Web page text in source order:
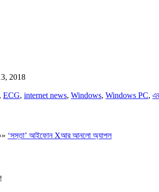
2018
, ECG, internet news, Windows, Windows PC,
» ‘সস্তা’ আইফোন Xআর আনলো অ্যাপল